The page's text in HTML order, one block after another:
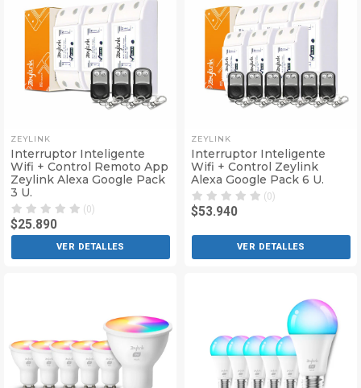
ZEYLINK
Interruptor Inteligente
Wifi + Control Remoto App
Zeylink Alexa Google Pack
3 U.
(0)
$25.890
VER DETALLES
ZEYLINK
Interruptor Inteligente
Wifi + Control Zeylink
Alexa Google Pack 6 U.
(0)
$53.940
VER DETALLES